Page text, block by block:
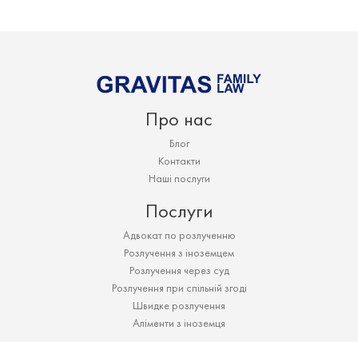
Про нас
Блог
Контакти
Наші послуги
Послуги
Адвокат по розлученню
Розлучення з іноземцем
Розлучення через суд
Розлучення при спільній згоді
Швидке розлучення
Аліменти з іноземця